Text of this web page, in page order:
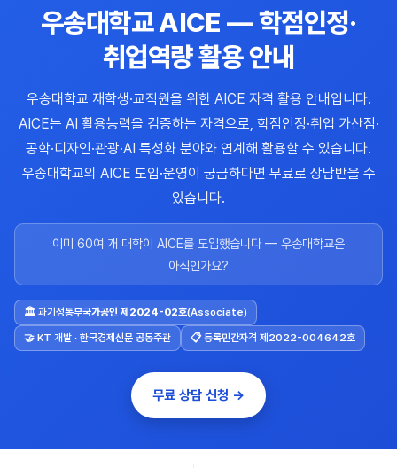
우송대학교 AICE — 학점인정·
취업역량 활용 안내
우송대학교 재학생·교직원을 위한 AICE 자격 활용 안내입니다.
AICE는 AI 활용능력을 검증하는 자격으로, 학점인정·취업 가산점·
공학·디자인·관광·AI 특성화 분야와 연계해 활용할 수 있습니다.
우송대학교의 AICE 도입·운영이 궁금하다면 무료로 상담받을 수
있습니다.
이미 60여 개 대학이 AICE를 도입했습니다 — 우송대학교은
아직인가요?
🏛 과기정통부국가공인 제2024-02호(Associate)
🤝 KT 개발 · 한국경제신문 공동주관 📋 등록민간자격 제2022-004642호
무료 상담 신청 →